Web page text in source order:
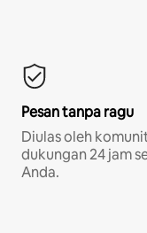
Pesan tanpa ragu
Diulas oleh
dukungan 24 jam
Anda.